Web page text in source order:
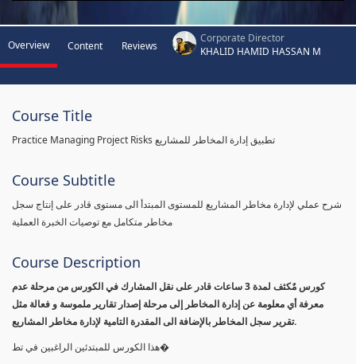
Overview Content Reviews
Corporate Director
KHALID HAMID HASSAN M
Course Title
Practice Managing Project Risks تطبيق إدارة المخاطر للمشاريع
Course Subtitle
شرح عملي لإدارة مخاطر المشاريع للمستوى المبتدأ الى مستوى قادر على إنتاج سجل
مخاطر متكامل مع توصيات الخبرة العملية
Course Description
كورس مٌكثف لمدة 3 ساعات قادر على نقل المشارك في الكورس من مرحلة عدم
معرفة أي معلومة عن إدارة المخاطر إلى مرحلة إصدار تقارير ملموسة و فعالة مثل
تقرير سجل المخاطر بالإضافة الى المقدرة التامية لإدارة مخاطر المشاريع.
هذا الكورس للمبتدئين الراغبين في تط�